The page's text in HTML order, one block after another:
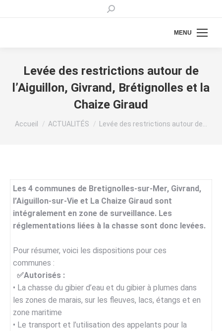
Recherche
MENU
Levée des restrictions autour de
l’Aiguillon, Givrand, Brétignolles et la
Chaize Giraud
Vous êtes ici :
Accueil ACTUALITÉS Levée des restrictions autour de…
Les 4 communes de Bretignolles-sur-Mer, Givrand,
l’Aiguillon-sur-Vie et La Chaize Giraud sont
intégralement en zone de surveillance. Les
réglementations liées à la chasse sont donc levées.
Pour résumer, voici les dispositions pour ces
communes :
✅Autorisés :
• La chasse du gibier d’eau et du gibier à plumes dans
les zones de marais, sur les fleuves, lacs, étangs et en
zone maritime
• Le transport et l’utilisation des appelants pour la